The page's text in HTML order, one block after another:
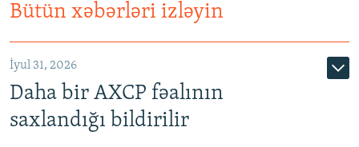
Bütün xəbərləri izləyin
İyul 31, 2026
Daha bir AXCP fəalının
saxlandığı bildirilir